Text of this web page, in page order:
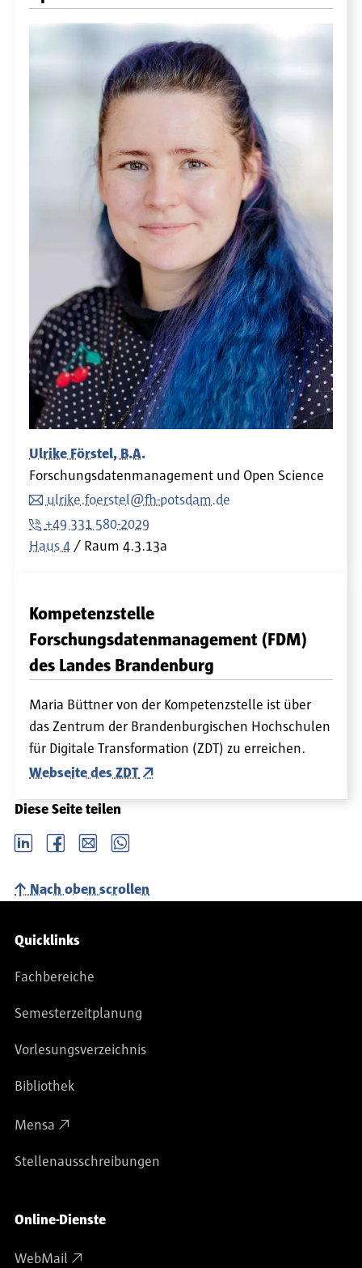
Ulrike Förstel, B.A.
Forschungsdatenmanagement und Open Science
ulrike.foerstel@fh-potsdam.de
+49 331 580-2029
Haus 4
Raum 4.3.13a
Kompetenzstelle
Forschungsdatenmanagement (FDM)
des Landes Brandenburg
Maria Büttner von der Kompetenzstelle ist über
das Zentrum der Brandenburgischen Hochschulen
für Digitale Transformation (ZDT) zu erreichen.
Webseite des ZDT
Diese Seite teilen
LinkedIn Facebook email Whatsapp
Nach oben scrollen
Service-Navigation
Quicklinks
Fachbereiche
Semesterzeitplanung
Vorlesungsverzeichnis
Bibliothek
Mensa
Stellenausschreibungen
Online-Dienste
WebMail